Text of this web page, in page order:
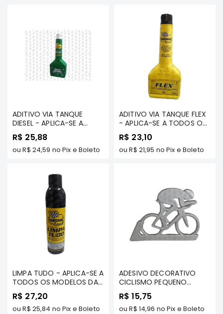
Correias
Filtros
Transmissão
L200
GL,
e
Acessórios
Motor
ADITIVO VIA TANQUE
DIESEL - APLICA-SE A
TODOS OS VEÍCULOS DA
LINHA MITSUBISHI -
BARDAHL
R$ 25,88
ouR$ 24,59 no Pix e Boleto
ADITIVO VIA TANQUE FLEX
- APLICA-SE A TODOS OS
VEÍCULOS DA LINHA
MITSUBISHI - BARDAHL
R$ 23,10
ouR$ 21,95 no Pix e Boleto
LIMPA TUDO - APLICA-SE A
TODOS OS MODELOS DA
LINHA MITSUBISHI -
BARDAHL
R$ 27,20
ouR$ 25,84 no Pix e Boleto
ADESIVO DECORATIVO
CICLISMO PEQUENO
PRATA - APLICA-SE A
TODOS OS VEÍCULOS
R$ 15,75
ouR$ 14,96 no Pix e Boleto